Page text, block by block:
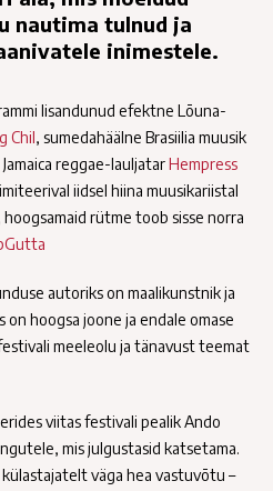
nautima tulnud ja
inimestele.
lisandunud efektne Lõuna-
Chil, sumedahäälne Brasiilia muusik
Jamaica reggae-lauljatarHempress
iidsel hiina muusikariistal
hoogsamaid rütme toob sisse norra
autoriks on maalikunstnik ja
on hoogsa joone ja endale omase
meeleolu ja tänavust teemat
viitas festivali pealik Ando
mis julgustasid katsetama.
külastajatelt väga hea vastuvõtu –